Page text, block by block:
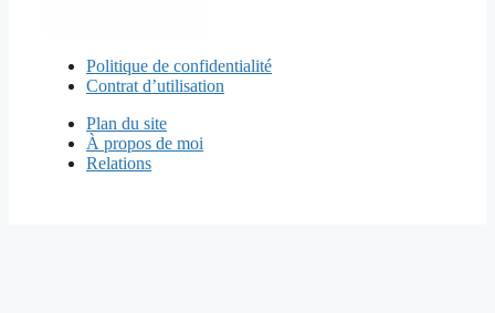
Politique de confidentialité
Contrat d’utilisation
Plan du site
À propos de moi
Relations